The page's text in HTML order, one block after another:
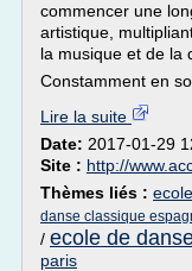
commencer une
artistique,
la musique et de la
Constamment en
Lire la suite
Date: 2017-01-29
Site : http://
Thèmes liés :
danse classique
/ ecole de
paris